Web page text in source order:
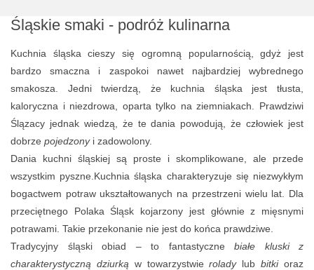
Śląskie smaki - podróż kulinarna
Kuchnia śląska cieszy się ogromną popularnością, gdyż jest
bardzo smaczna i zaspokoi nawet najbardziej wybrednego
smakosza. Jedni twierdzą, że kuchnia śląska jest tłusta,
kaloryczna i niezdrowa, oparta tylko na ziemniakach. Prawdziwi
Ślązacy jednak wiedzą, że te dania powodują, że człowiek jest
dobrze pojedzonyi zadowolony.
Dania kuchni śląskiej są proste i skomplikowane, ale przede
wszystkim pyszne.Kuchnia śląska charakteryzuje się niezwykłym
bogactwem potraw ukształtowanych na przestrzeni wielu lat. Dla
przeciętnego Polaka Śląsk kojarzony jest głównie z mięsnymi
potrawami. Takie przekonanie nie jest do końca prawdziwe.
Tradycyjny śląski obiad – to fantastyczne białe kluski z
charakterystyczną dziurką w towarzystwieroladylubbitkioraz